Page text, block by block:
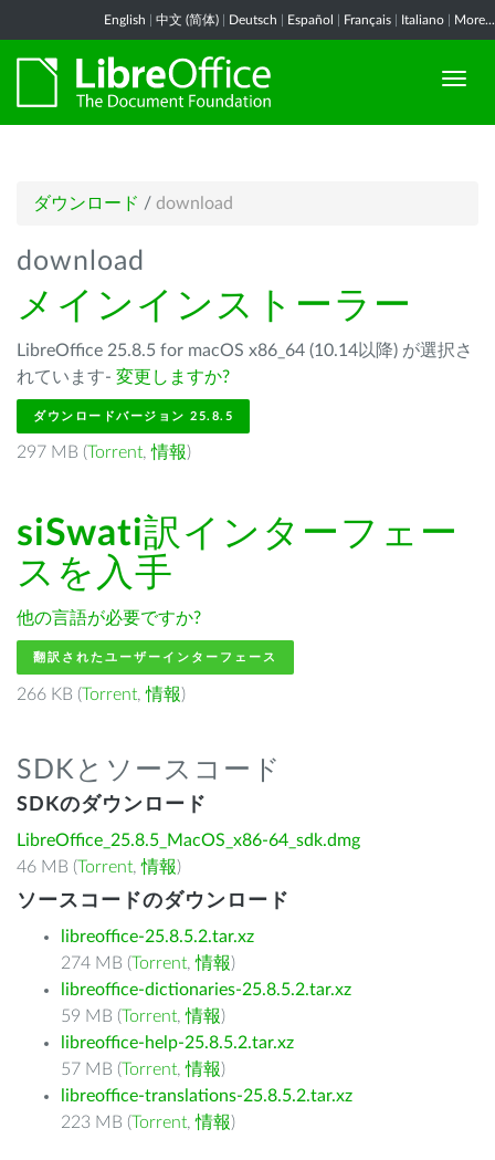
English 中文 (简体) Deutsch Español Français Italiano More...
ダウンロード / download
download
メインインストーラー
LibreOffice 25.8.5 for macOS x86_64 (10.14以降) が選択さ
れています- 変更しますか?
ダウンロードバージョン 25.8.5
297 MB (Torrent,情報)
siSwati訳インターフェー
スを入手
他の言語が必要ですか?
翻訳されたユーザーインターフェース
266 KB (Torrent,情報)
SDKとソースコード
SDKのダウンロード
LibreOffice_25.8.5_MacOS_x86-64_sdk.dmg
46 MB (Torrent,情報)
ソースコードのダウンロード
libreoffice-25.8.5.2.tar.xz
274 MB (Torrent,情報)
libreoffice-dictionaries-25.8.5.2.tar.xz
59 MB (Torrent,情報)
libreoffice-help-25.8.5.2.tar.xz
57 MB (Torrent,情報)
libreoffice-translations-25.8.5.2.tar.xz
223 MB (Torrent,情報)